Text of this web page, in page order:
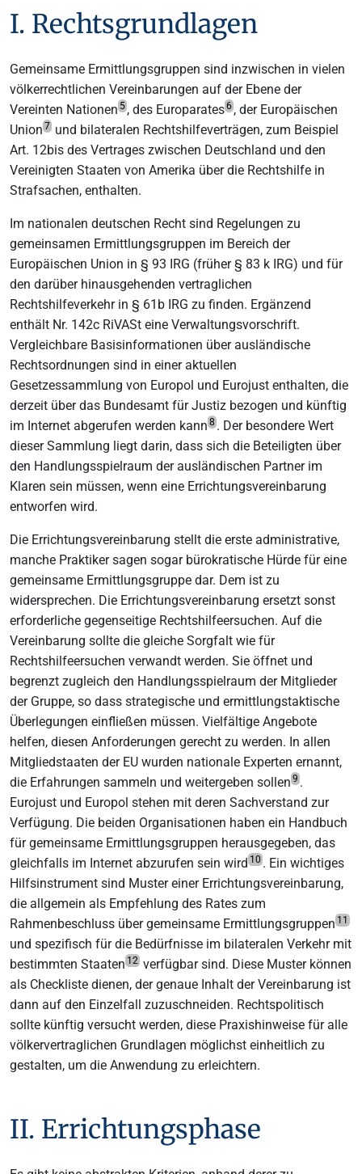
I. Rechtsgrundlagen
Gemeinsame Ermittlungsgruppen sind inzwischen in vielen
völkerrechtlichen Vereinbarungen auf der Ebene der
Vereinten Nationen 5 , des Europarates6 , der Europäischen
Union 7 und bilateralen Rechtshilfeverträgen, zum Beispiel
Art. 12bis des Vertrages zwischen Deutschland und den
Vereinigten Staaten von Amerika über die Rechtshilfe in
Strafsachen, enthalten.
Im nationalen deutschen Recht sind Regelungen zu
gemeinsamen Ermittlungsgruppen im Bereich der
Europäischen Union in § 93 IRG (früher § 83 k IRG) und für
den darüber hinausgehenden vertraglichen
Rechtshilfeverkehr in § 61b IRG zu finden. Ergänzend
enthält Nr. 142c RiVASt eine Verwaltungsvorschrift.
Vergleichbare Basisinformationen über ausländische
Rechtsordnungen sind in einer aktuellen
Gesetzessammlung von Europol und Eurojust enthalten, die
derzeit über das Bundesamt für Justiz bezogen und künftig
im Internet abgerufen werden kann 8 . Der besondere Wert
dieser Sammlung liegt darin, dass sich die Beteiligten über
den Handlungsspielraum der ausländischen Partner im
Klaren sein müssen, wenn eine Errichtungsvereinbarung
entworfen wird.
Die Errichtungsvereinbarung stellt die erste administrative,
manche Praktiker sagen sogar bürokratische Hürde für eine
gemeinsame Ermittlungsgruppe dar. Dem ist zu
widersprechen. Die Errichtungsvereinbarung ersetzt sonst
erforderliche gegenseitige Rechtshilfeersuchen. Auf die
Vereinbarung sollte die gleiche Sorgfalt wie für
Rechtshilfeersuchen verwandt werden. Sie öffnet und
begrenzt zugleich den Handlungsspielraum der Mitglieder
der Gruppe, so dass strategische und ermittlungstaktische
Überlegungen einfließen müssen. Vielfältige Angebote
helfen, diesen Anforderungen gerecht zu werden. In allen
Mitgliedstaaten der EU wurden nationale Experten ernannt,
die Erfahrungen sammeln und weitergeben sollen 9 .
Eurojust und Europol stehen mit deren Sachverstand zur
Verfügung. Die beiden Organisationen haben ein Handbuch
für gemeinsame Ermittlungsgruppen herausgegeben, das
gleichfalls im Internet abzurufen sein wird 10 . Ein wichtiges
Hilfsinstrument sind Muster einer Errichtungsvereinbarung,
die allgemein als Empfehlung des Rates zum
Rahmenbeschluss über gemeinsame Ermittlungsgruppen 11
und spezifisch für die Bedürfnisse im bilateralen Verkehr mit
bestimmten Staaten 12 verfügbar sind. Diese Muster können
als Checkliste dienen, der genaue Inhalt der Vereinbarung ist
dann auf den Einzelfall zuzuschneiden. Rechtspolitisch
sollte künftig versucht werden, diese Praxishinweise für alle
völkervertraglichen Grundlagen möglichst einheitlich zu
gestalten, um die Anwendung zu erleichtern.
II. Errichtungsphase